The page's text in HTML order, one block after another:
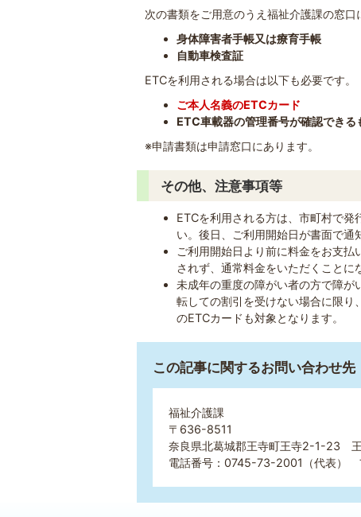
次の書類をご用意のうえ福祉介護課の窓口
身体障害者手帳又は療育手帳
自動車検査証
ETCを利用される場合は以下も必要です。
ご本人名義のETCカード
ETC車載器の管理番号が確認できる
※申請書類は申請窓口にあります。
その他、注意事項等
ETCを利用される方は、市町村で発
い。後日、ご利用開始日が書面で通
ご利用開始日より前に料金をお支
されず、通常料金をいただくことに
未成年の重度の障がい者の方で障が
転しての割引を受けない場合に限
のETCカードも対象となります。
この記事に関するお問い合わせ先
福祉介護課
〒636-8511
奈良県北葛城郡王寺町王寺2-1-23
電話番号：0745-73-2001（代表）